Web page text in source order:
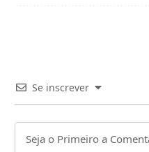
Se inscrever